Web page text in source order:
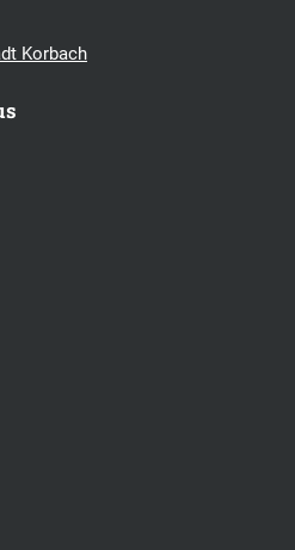
Korbach